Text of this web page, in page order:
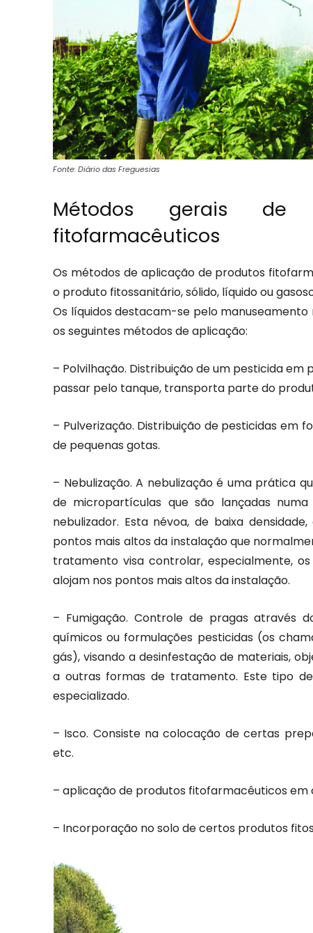
Fonte: Diário das Freguesias
Métodos gerais de
fitofarmacêuticos
Os métodos de aplicação de produtos
o produto fitossanitário, sólido, líquido ou
Os líquidos destacam-se pelo
os seguintes métodos de aplicação:
– Polvilhação. Distribuição de um pesticida
passar pelo tanque, transporta parte do
– Pulverização. Distribuição de pesticidas em
de pequenas gotas.
– Nebulização. A nebulização é uma prática
de micropartículas que são lançadas
nebulizador. Esta névoa, de baixa
pontos mais altos da instalação que
tratamento visa controlar, especialmente,
alojam nos pontos mais altos da instalação.
– Fumigação. Controle de pragas através
químicos ou formulações pesticidas (os
gás), visando a desinfestação de materiais,
a outras formas de tratamento. Este tipo
especializado.
– Isco. Consiste na colocação de certas
etc.
– aplicação de produtos fitofarmacêuticos em
– Incorporação no solo de certos produtos